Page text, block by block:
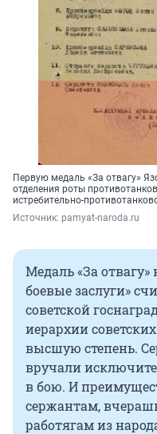
Первую медаль «За отвагу»
отделения роты
истребительно-
Источник: pamyat-naroda.ru
Медаль «За
боевые заслуги»
советской
иерархии
высшую степень.
вручали
в бою. И
сержантам,
работягам из